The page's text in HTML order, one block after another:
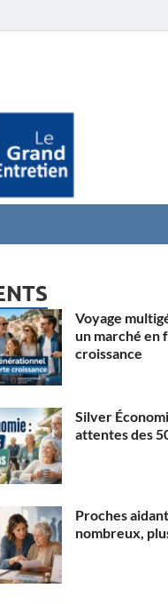
Voyage
un marché en
croissance
Silver
attentes des
Proches
nombreux,